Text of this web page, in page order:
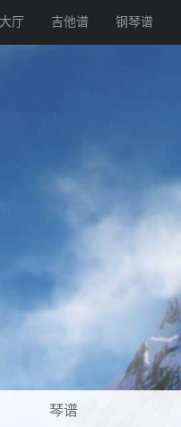
大厅 吉他谱 钢琴谱
琴谱